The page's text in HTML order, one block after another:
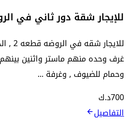
للإيجار شقة دور ثاني في
غرف وحده منهم ماستر واثنين
وحمام للضيوف , وغرفة ...
700د.ك
التفاصيل